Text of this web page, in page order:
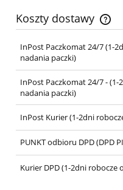
Koszty dostawy
Cena nie zawiera
InPost Paczkomat 24/7 (1-
nadania paczki)
InPost Paczkomat 24/7 - (1-
nadania paczki)
InPost Kurier (1-2dni
PUNKT odbioru DPD (DPD
Kurier DPD (1-2dni robocze